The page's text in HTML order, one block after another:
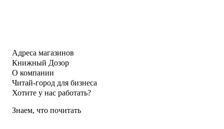
Адреса магазинов
Книжный Дозор
О компании
Читай-город для бизнеса
Хотите у нас работать?
Знаем, что почитать